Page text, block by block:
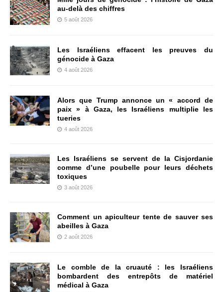
au-delà des chiffres
5 août 2026
Les Israéliens effacent les preuves du
génocide à Gaza
4 août 2026
Alors que Trump annonce un « accord de
paix » à Gaza, les Israéliens multiplie les
tueries
4 août 2026
Les Israéliens se servent de la Cisjordanie
comme d’une poubelle pour leurs déchets
toxiques
3 août 2026
Comment un apiculteur tente de sauver ses
abeilles à Gaza
2 août 2026
Le comble de la cruauté : les Israéliens
bombardent des entrepôts de matériel
médical à Gaza